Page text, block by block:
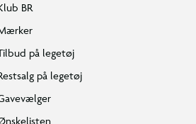
BR
på legetøj
på legetøj